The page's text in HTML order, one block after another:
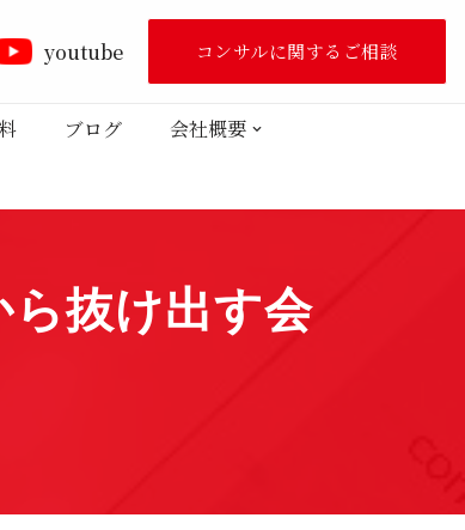
youtube コンサルに関するご相談
ブログ 会社概要
抜け出す会